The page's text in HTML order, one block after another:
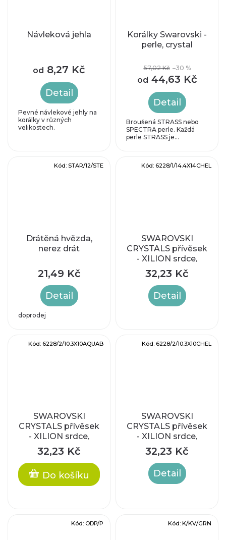
Návleková jehla
od 8,27 Kč
Detail
Pevné návlekové jehly na
korálky v různých
velikostech.
Korálky Swarovski -
perle, crystal
57,02 Kč –30 %
od 44,63 Kč
Detail
Broušená STRASS nebo
SPECTRA perle. Každá
perle STRASS je...
Drátěná hvězda,
nerez drát
21,49 Kč
Detail
doprodej
Kód: STAR/12/STE
SWAROVSKI
CRYSTALS přívěsek
- XILION srdce,
crystal helio,
14,4x14mm
32,23 Kč
Detail
Kód: 6228/1/14.4X14CHEL
SWAROVSKI
CRYSTALS přívěsek
- XILION srdce,
aquamarine AB,
10,3x10mm
32,23 Kč
Do košíku
Kód: 6228/2/10.3X10AQUAB
SWAROVSKI
CRYSTALS přívěsek
- XILION srdce,
crystal helio,
10,3x10mm
32,23 Kč
Detail
Kód: 6228/2/10.3X10CHEL
Kód: ODP/P Kód: K/KV/GRN